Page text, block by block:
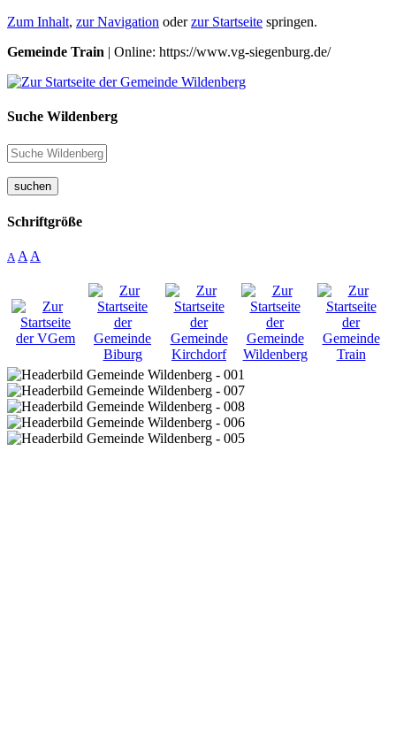
Zum Inhalt, zur Navigation oderzur Startseite springen.
Gemeinde Train | Online: https://www.vg-siegenburg.de/
Suche Wildenberg
suchen
Schriftgröße
A A A